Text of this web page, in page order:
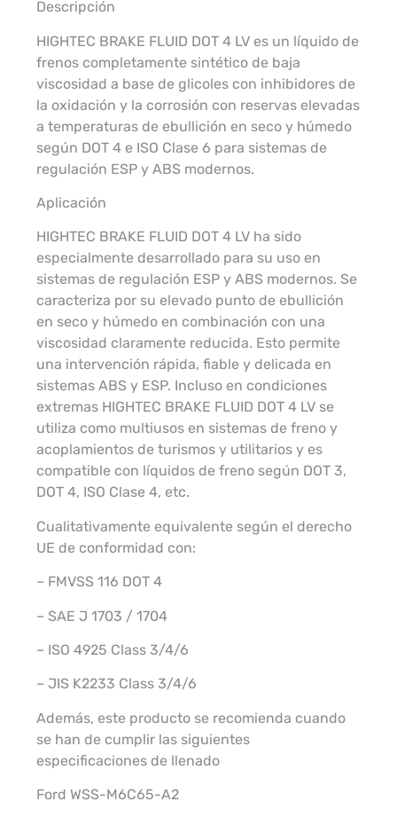
Descripción
HIGHTEC BRAKE FLUID DOT 4 LV es un líquido de
frenos completamente sintético de baja
viscosidad a base de glicoles con inhibidores de
la oxidación y la corrosión con reservas elevadas
a temperaturas de ebullición en seco y húmedo
según DOT 4 e ISO Clase 6 para sistemas de
regulación ESP y ABS modernos.
Aplicación
HIGHTEC BRAKE FLUID DOT 4 LV ha sido
especialmente desarrollado para su uso en
sistemas de regulación ESP y ABS modernos. Se
caracteriza por su elevado punto de ebullición
en seco y húmedo en combinación con una
viscosidad claramente reducida. Esto permite
una intervención rápida, fiable y delicada en
sistemas ABS y ESP. Incluso en condiciones
extremas HIGHTEC BRAKE FLUID DOT 4 LV se
utiliza como multiusos en sistemas de freno y
acoplamientos de turismos y utilitarios y es
compatible con líquidos de freno según DOT 3,
DOT 4, ISO Clase 4, etc.
Cualitativamente equivalente según el derecho
UE de conformidad con:
– FMVSS 116 DOT 4
– SAE J 1703 / 1704
– ISO 4925 Class 3/4/6
– JIS K2233 Class 3/4/6
Además, este producto se recomienda cuando
se han de cumplir las siguientes
especificaciones de llenado
Ford WSS-M6C65-A2